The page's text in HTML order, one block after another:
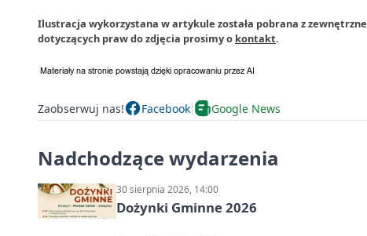
Ilustracja wykorzystana w artykule została pobrana z
dotyczących praw do zdjęcia prosimy o kontakt.
Zaobserwuj nas! Facebook Google News
Nadchodzące wydarzenia
30 sierpnia 2026, 14:00
Dożynki Gminne 2026